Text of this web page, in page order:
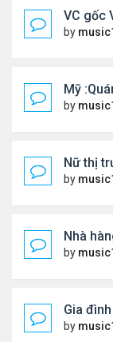
VC gốc
by
Mỹ
by
Nữ thị
by
Nhà
by
Gia
by